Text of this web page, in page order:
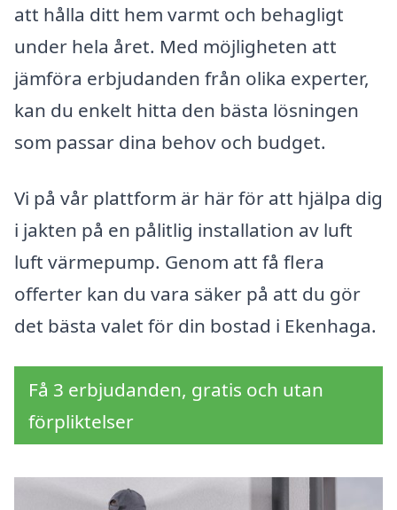
att hålla ditt hem varmt och behagligt
under hela året. Med möjligheten att
jämföra erbjudanden från olika experter,
kan du enkelt hitta den bästa lösningen
som passar dina behov och budget.
Vi på vår plattform är här för att hjälpa dig
i jakten på en pålitlig installation av luft
luft värmepump. Genom att få flera
offerter kan du vara säker på att du gör
det bästa valet för din bostad i Ekenhaga.
Få 3 erbjudanden, gratis och utan
förpliktelser